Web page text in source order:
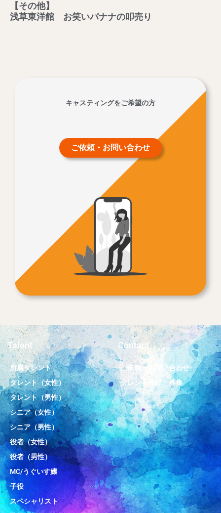
【その他】
浅草東洋館 お笑いバナナの叩売り
キャスティングをご希望の方
ご依頼・お問い合わせ
Talent
所属タレント
タレント（女性）
タレント（男性）
シニア（女性）
シニア（男性）
役者（女性）
役者（男性）
MC/うぐいす嬢
子役
スペシャリスト
Contact
ご依頼・お問い合わせ
タレント登録・募集